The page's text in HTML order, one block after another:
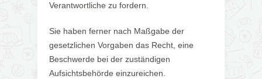
Verantwortliche zu fordern.
Sie haben ferner nach Maßgabe der
gesetzlichen Vorgaben das Recht, eine
Beschwerde bei der zuständigen
Aufsichtsbehörde einzureichen.